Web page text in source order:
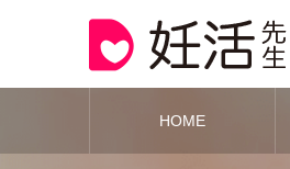
HOME